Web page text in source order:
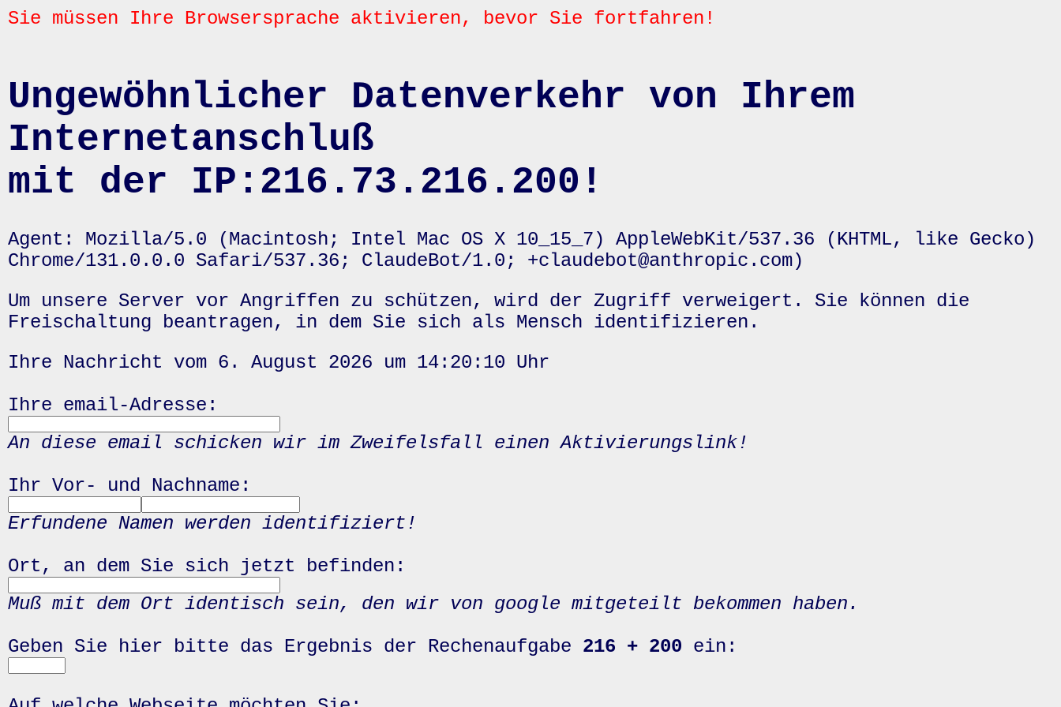
Sie müssen Ihre Browsersprache aktivieren, bevor Sie fortfahren!
Ungewöhnlicher Datenverkehr von Ihrem
Internetanschluß
mit der IP:216.73.216.200!
Agent: Mozilla/5.0 (Macintosh; Intel Mac OS X 10_15_7) AppleWebKit/537.36 (KHTML, like Gecko)
Chrome/131.0.0.0 Safari/537.36; ClaudeBot/1.0; +claudebot@anthropic.com)
Um unsere Server vor Angriffen zu schützen, wird der Zugriff verweigert. Sie können die
Freischaltung beantragen, in dem Sie sich als Mensch identifizieren.
Ihre Nachricht vom 6. August 2026 um 14:20:10 Uhr
Ihre email-Adresse:
An diese email schicken wir im Zweifelsfall einen Aktivierungslink!
Ihr Vor- und Nachname:
Erfundene Namen werden identifiziert!
Ort, an dem Sie sich jetzt befinden:
Muß mit dem Ort identisch sein, den wir von google mitgeteilt bekommen haben.
Geben Sie hier bitte das Ergebnis der Rechenaufgabe 216 + 200 ein: